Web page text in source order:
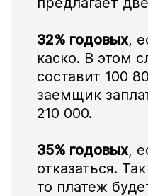
32% годовых,
каско. В этом
составит 100
заемщик
210 000.
35% годовых,
отказаться.
то платеж